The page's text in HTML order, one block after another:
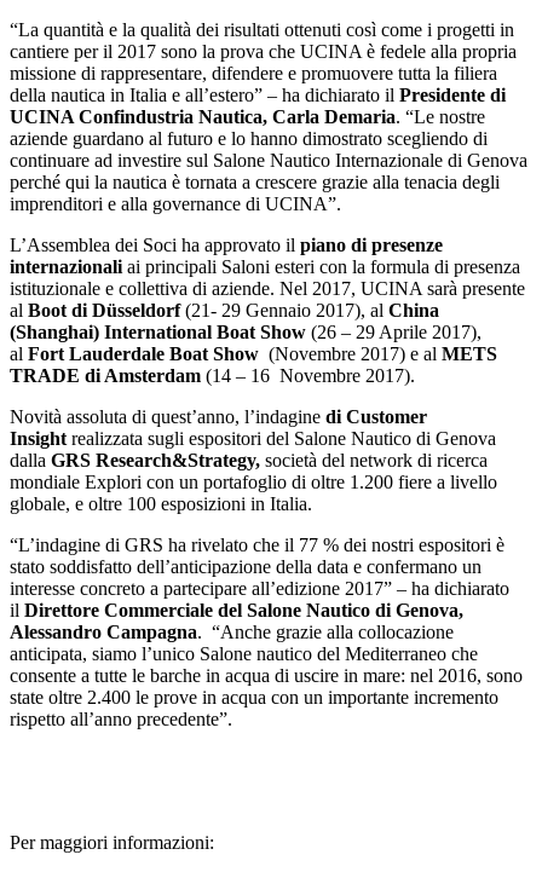
“La quantità e la qualità dei risultati ottenuti così come i progetti in
cantiere per il 2017 sono la prova che UCINA è fedele alla propria
missione di rappresentare, difendere e promuovere tutta la filiera
della nautica in Italia e all’estero” – ha dichiarato il Presidente di
UCINA Confindustria Nautica, Carla Demaria. “Le nostre
aziende guardano al futuro e lo hanno dimostrato scegliendo di
continuare ad investire sul Salone Nautico Internazionale di Genova
perché qui la nautica è tornata a crescere grazie alla tenacia degli
imprenditori e alla governance di UCINA”.
L’Assemblea dei Soci ha approvato il piano di presenze
internazionali ai principali Saloni esteri con la formula di presenza
istituzionale e collettiva di aziende. Nel 2017, UCINA sarà presente
al Boot di Düsseldorf(21- 29 Gennaio 2017), al China
(Shanghai) International Boat Show (26 – 29 Aprile 2017),
al Fort Lauderdale Boat Show (Novembre 2017) e al METS
TRADE di Amsterdam (14 – 16 Novembre 2017).
Novità assoluta di quest’anno, l’indagine di Customer
Insight realizzata sugli espositori del Salone Nautico di Genova
dalla GRS Research&Strategy, società del network di ricerca
mondiale Explori con un portafoglio di oltre 1.200 fiere a livello
globale, e oltre 100 esposizioni in Italia.
“L’indagine di GRS ha rivelato che il 77 % dei nostri espositori è
stato soddisfatto dell’anticipazione della data e confermano un
interesse concreto a partecipare all’edizione 2017” – ha dichiarato
il Direttore Commerciale del Salone Nautico di Genova,
Alessandro Campagna. “Anche grazie alla collocazione
anticipata, siamo l’unico Salone nautico del Mediterraneo che
consente a tutte le barche in acqua di uscire in mare: nel 2016, sono
state oltre 2.400 le prove in acqua con un importante incremento
rispetto all’anno precedente”.
Per maggiori informazioni: